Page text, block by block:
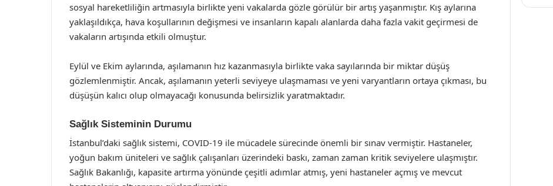
sosyal hareketliliğin artmasıyla birlikte yeni vakalarda gözle görülür bir artış yaşanmıştır. Kış aylarına
yaklaşıldıkça, hava koşullarının değişmesi ve insanların kapalı alanlarda daha fazla vakit geçirmesi de
vakaların artışında etkili olmuştur.
Eylül ve Ekim aylarında, aşılamanın hız kazanmasıyla birlikte vaka sayılarında bir miktar düşüş
gözlemlenmiştir. Ancak, aşılamanın yeterli seviyeye ulaşmaması ve yeni varyantların ortaya çıkması, bu
düşüşün kalıcı olup olmayacağı konusunda belirsizlik yaratmaktadır.
Sağlık Sisteminin Durumu
İstanbul’daki sağlık sistemi, COVID-19 ile mücadele sürecinde önemli bir sınav vermiştir. Hastaneler,
yoğun bakım üniteleri ve sağlık çalışanları üzerindeki baskı, zaman zaman kritik seviyelere ulaşmıştır.
Sağlık Bakanlığı, kapasite artırma yönünde çeşitli adımlar atmış, yeni hastaneler açmış ve mevcut